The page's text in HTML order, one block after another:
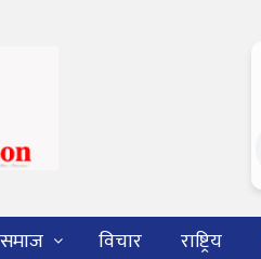
समाज विचार राष्ट्रिय